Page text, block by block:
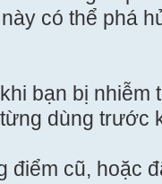
có thể phá
bạn bị nhiễm
dùng trước
điểm cũ, hoặc